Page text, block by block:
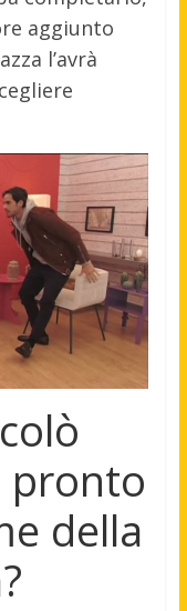
aggiunto
l’avrà
pronto
della